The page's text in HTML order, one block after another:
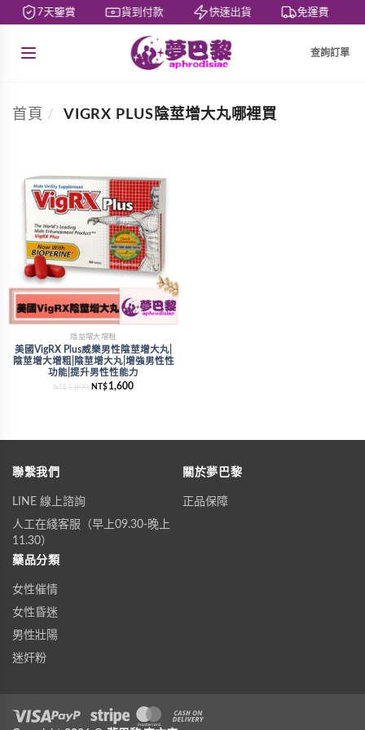
7天鑒賞 貨到付款 快速出貨 免運費
查詢訂單
首頁 / VIGRX PLUS陰莖增大丸哪裡買
陰莖增大增粗
美國VigRX Plus威樂男性陰莖增大丸|
陰莖增大增粗|陰莖增大丸|增強男性性
功能|提升男性性能力
NT$1,800 NT$ 1,600
聯繫我們
LINE 線上諮詢
人工在綫客服（早上09.30-晚上
11.30）
關於夢巴黎
正品保障
藥品分類
女性催情
女性昏迷
男性壯陽
迷奸粉